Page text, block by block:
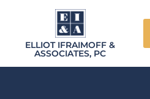
ELLIOT IFRAIMOFF &
ASSOCIATES, PC